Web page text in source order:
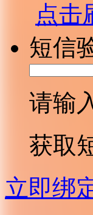
点击
短信
请输
获取
立即绑